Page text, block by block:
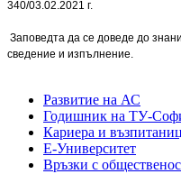
340/03.02.2021 г.
Заповедта да се доведе до
сведение и изпълнение.
Развитие на АС
Годишник на ТУ-
Кариера и
Е-Университет
Връзки с